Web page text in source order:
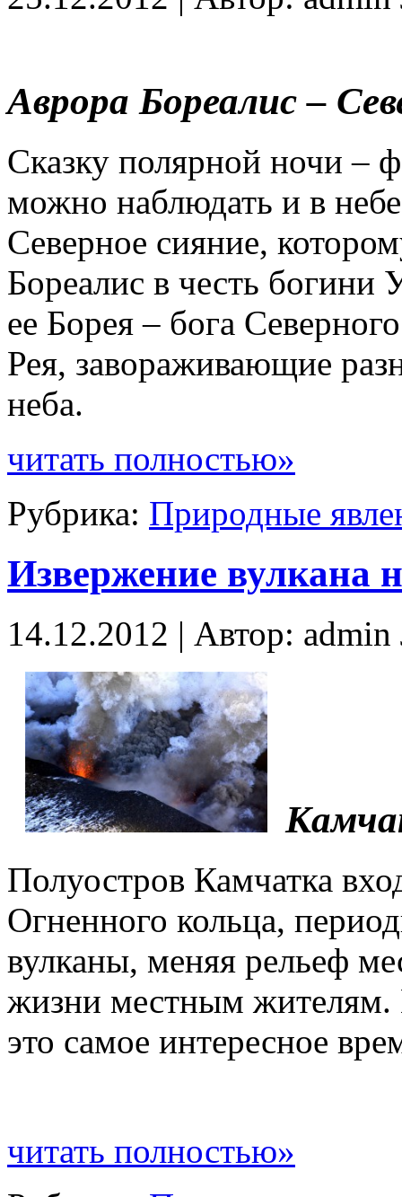
Аврора Бореалис –
Сказку полярной ночи –
можно наблюдать и в
Северное сияние,
Бореалис в честь
ее Борея – бога
Рея, завораживающие
неба.
читать полностью»
Рубрика: Природные
Извержение вулкана
14.12.2012 | Автор:
Полуостров Камчатка
Огненного кольца,
вулканы, меняя рельеф
жизни местным жителям.
это самое интересное
читать полностью»